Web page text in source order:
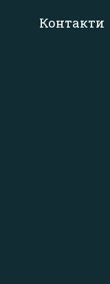
Контакти